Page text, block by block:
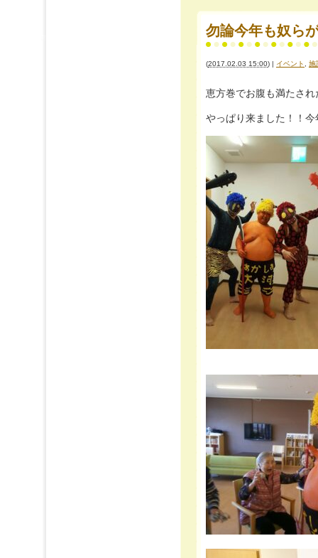
勿論今年も奴ら
(2017.02.03 15:00) | イベント 施
恵方巻でお腹も満たさ
やっぱり来ました！！